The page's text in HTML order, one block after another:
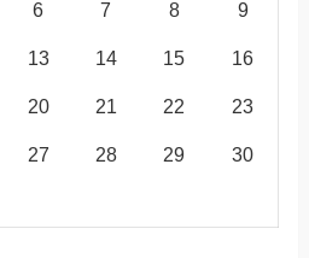
6 7 8 9
13 14 15 16
20 21 22 23
27 28 29 30